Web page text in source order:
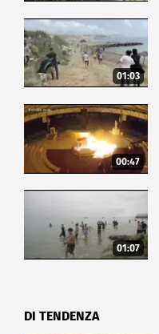
01:03
00:47
01:07
DI TENDENZA